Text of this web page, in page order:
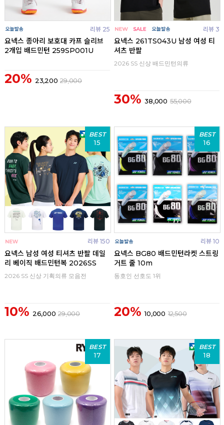
리뷰 25
요넥스 종아리 보호대 카프 슬리브
2개입 배드민턴 259SP001U
20% 23,200 29,000
리뷰 3
요넥스 261TS043U 남성 여성 티
셔츠 반팔
2026 SS 신상 배드민턴의류
30% 38,000 55,000
BEST
15
리뷰 150
요넥스 남성 여성 티셔츠 반팔 데일
리 베이직 배드민턴복 2026SS
2026 SS 신상 기획의류 모음전
10% 26,000 29,000
BEST
16
리뷰 10
요넥스 BG80 배드민턴라켓 스트링
거트 줄 10m
동호인 선호도 1위
20% 10,000 12,500
BEST
17
BEST
18